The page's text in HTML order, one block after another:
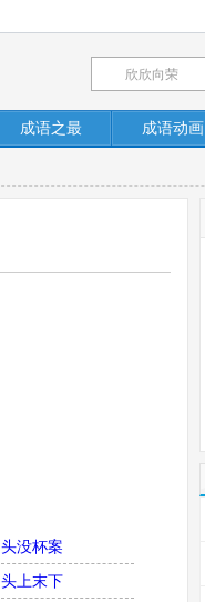
成语之最 成语动画
头没杯案
头上末下